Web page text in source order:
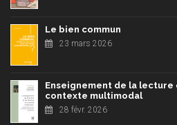
Le bien commun
23 mars 2026
Enseignement de la
contexte multimodal
28 févr. 2026